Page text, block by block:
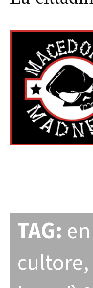
TAG:
cultore,